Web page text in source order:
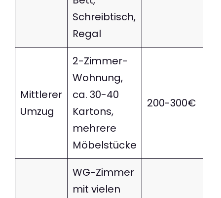
Schreibtisch,
Regal
Mittlerer
Umzug
2-Zimmer-
Wohnung,
ca. 30-40
Kartons,
mehrere
Möbelstücke
200-300€
WG-Zimmer
mit vielen